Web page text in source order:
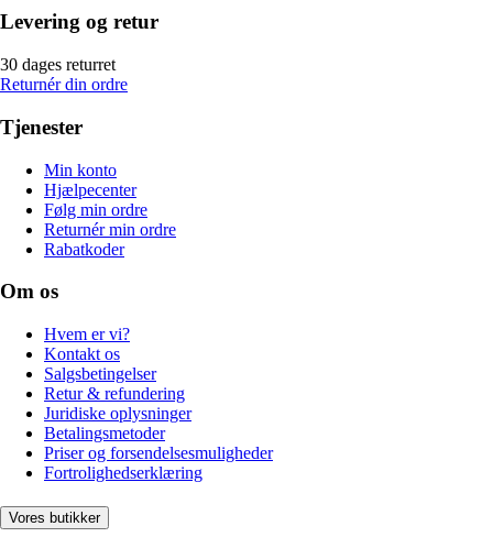
Levering og retur
30 dages returret
Returnér din ordre
Tjenester
Min konto
Hjælpecenter
Følg min ordre
Returnér min ordre
Rabatkoder
Om os
Hvem er vi?
Kontakt os
Salgsbetingelser
Retur & refundering
Juridiske oplysninger
Betalingsmetoder
Priser og forsendelsesmuligheder
Fortrolighedserklæring
Vores butikker